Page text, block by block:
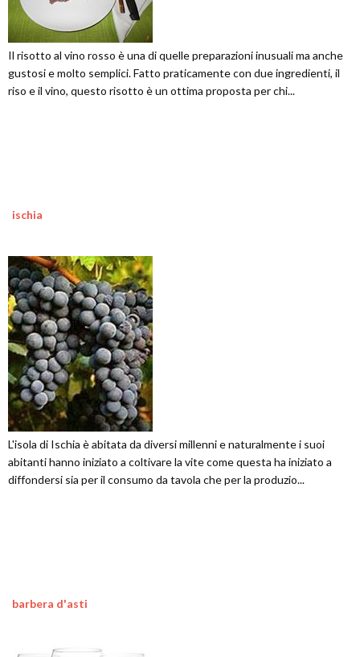
Il risotto al vino rosso è una di quelle preparazioni inusuali ma anche
gustosi e molto semplici. Fatto praticamente con due ingredienti, il
riso e il vino, questo risotto è un ottima proposta per chi...
ischia
L'isola di Ischia è abitata da diversi millenni e naturalmente i suoi
abitanti hanno iniziato a coltivare la vite come questa ha iniziato a
diffondersi sia per il consumo da tavola che per la produzio...
barbera d'asti